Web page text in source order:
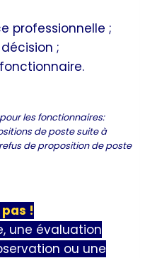
professionnelle ;
;
les fonctionnaires:
de poste suite à
de proposition de poste
!
une évaluation
ou une